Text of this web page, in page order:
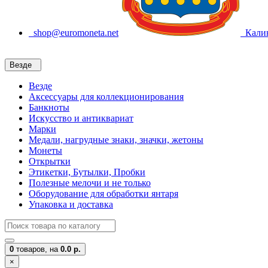
shop@euromoneta.net
Везде
Везде
Аксессуары для коллекционирования
Банкноты
Искусство и антиквариат
Марки
Медали, нагрудные знаки, значки, жетоны
Монеты
Открытки
Этикетки, Бутылки, Пробки
Полезные мелочи и не только
Оборудование для обработки янтаря
Упаковка и доставка
0 товаров, на 0.0 р.
×